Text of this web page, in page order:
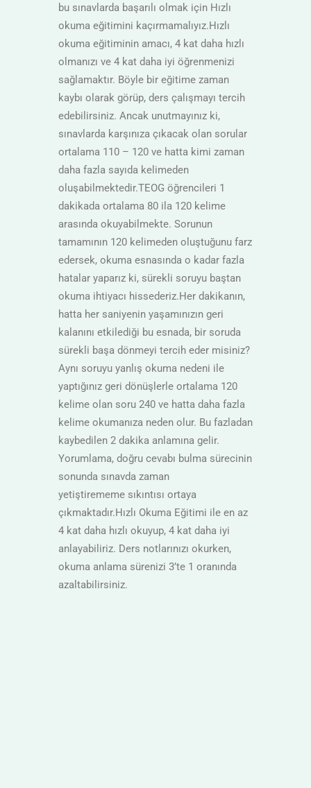
bu sınavlarda başarılı olmak için Hızlı
okuma eğitimini kaçırmamalıyız.Hızlı
okuma eğitiminin amacı, 4 kat daha hızlı
olmanızı ve 4 kat daha iyi öğrenmenizi
sağlamaktır. Böyle bir eğitime zaman
kaybı olarak görüp, ders çalışmayı tercih
edebilirsiniz. Ancak unutmayınız ki,
sınavlarda karşınıza çıkacak olan sorular
ortalama 110 – 120 ve hatta kimi zaman
daha fazla sayıda kelimeden
oluşabilmektedir.TEOG öğrencileri 1
dakikada ortalama 80 ila 120 kelime
arasında okuyabilmekte. Sorunun
tamamının 120 kelimeden oluştuğunu farz
edersek, okuma esnasında o kadar fazla
hatalar yaparız ki, sürekli soruyu baştan
okuma ihtiyacı hissederiz.Her dakikanın,
hatta her saniyenin yaşamınızın geri
kalanını etkilediği bu esnada, bir soruda
sürekli başa dönmeyi tercih eder misiniz?
Aynı soruyu yanlış okuma nedeni ile
yaptığınız geri dönüşlerle ortalama 120
kelime olan soru 240 ve hatta daha fazla
kelime okumanıza neden olur. Bu fazladan
kaybedilen 2 dakika anlamına gelir.
Yorumlama, doğru cevabı bulma sürecinin
sonunda sınavda zaman
yetiştirememe sıkıntısı ortaya
çıkmaktadır.Hızlı Okuma Eğitimi ile en az
4 kat daha hızlı okuyup, 4 kat daha iyi
anlayabiliriz. Ders notlarınızı okurken,
okuma anlama sürenizi 3’te 1 oranında
azaltabilirsiniz.